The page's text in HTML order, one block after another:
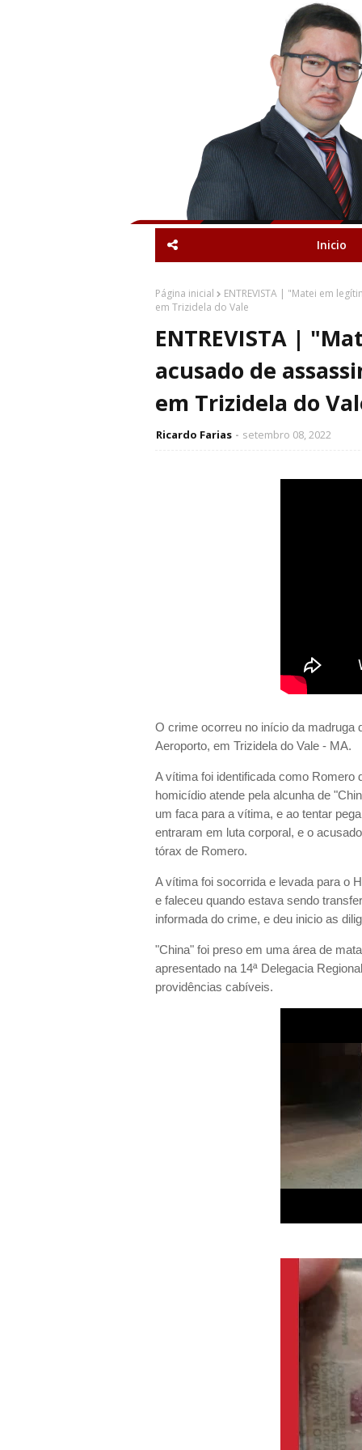
Inicio
Página inicial
ENTREVISTA | "Matei em
em Trizidela do Vale
ENTREVISTA |
acusado de
em Trizidela do
Ricardo Farias setembro 08, 2022
O crime ocorreu no início da madruga
Aeroporto, em Trizidela do Vale - MA.
A vítima foi identificada como Romero
homicídio atende pela alcunha de
um faca para a vítima, e ao tentar
entraram em luta corporal, e o
tórax de Romero.
A vítima foi socorrida e levada para o
e faleceu quando estava sendo
informada do crime, e deu inicio as
"China" foi preso em uma área de
apresentado na 14ª Delegacia
providências cabíveis.